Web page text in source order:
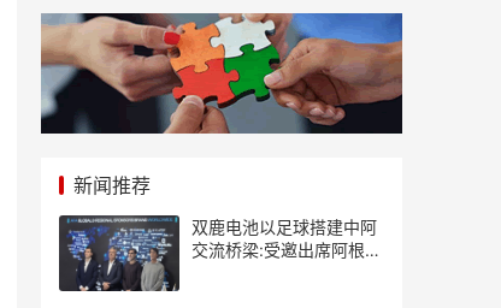
新闻推荐
双鹿电池以足球搭建中阿
交流桥梁:受邀出席阿根廷